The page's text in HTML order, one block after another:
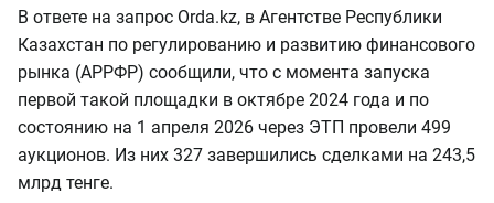
В ответе на запрос Orda.kz, в Агентстве Республики
Казахстан по регулированию и развитию финансового
рынка (АРРФР) сообщили, что с момента запуска
первой такой площадки в октябре 2024 года и по
состоянию на 1 апреля 2026 через ЭТП провели 499
аукционов. Из них 327 завершились сделками на 243,5
млрд тенге.